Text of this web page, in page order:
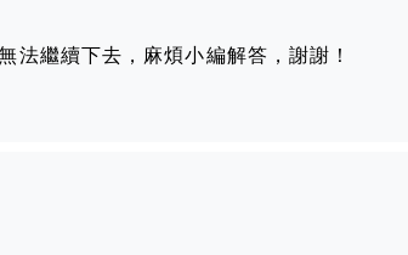
繼續下去，麻煩小編解答，謝謝！